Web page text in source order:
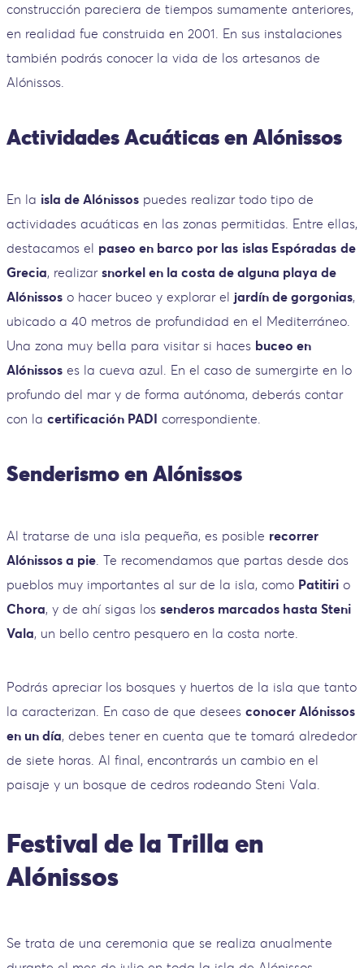
construcción pareciera de tiempos sumamente anteriores,
en realidad fue construida en 2001. En sus instalaciones
también podrás conocer la vida de los artesanos de
Alónissos.
Actividades Acuáticas en Alónissos
En la isla de Alónissos puedes realizar todo tipo de
actividades acuáticas en las zonas permitidas. Entre ellas,
destacamos el paseo en barco por las islas Espóradas de
Grecia, realizar snorkel en la costa de alguna playa de
Alónissos o hacer buceo y explorar el jardín de gorgonias,
ubicado a 40 metros de profundidad en el Mediterráneo.
Una zona muy bella para visitar si haces buceo en
Alónissos es la cueva azul. En el caso de sumergirte en lo
profundo del mar y de forma autónoma, deberás contar
con la certificación PADI correspondiente.
Senderismo en Alónissos
Al tratarse de una isla pequeña, es posible recorrer
Alónissos a pie. Te recomendamos que partas desde dos
pueblos muy importantes al sur de la isla, como Patitiri o
Chora, y de ahí sigas los senderos marcados hasta Steni
Vala, un bello centro pesquero en la costa norte.
Podrás apreciar los bosques y huertos de la isla que tanto
la caracterizan. En caso de que desees conocer Alónissos
en un día, debes tener en cuenta que te tomará alrededor
de siete horas. Al final, encontrarás un cambio en el
paisaje y un bosque de cedros rodeando Steni Vala.
Festival de la Trilla en
Alónissos
Se trata de una ceremonia que se realiza anualmente